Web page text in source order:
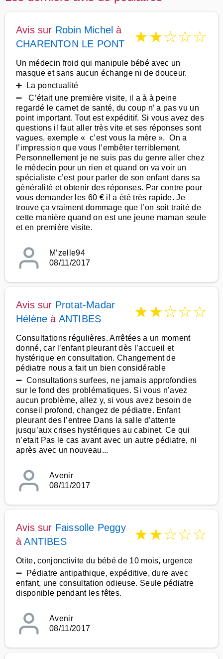
Avis sur Robin Michel à
CHARENTON LE PONT
★★☆☆☆
Un médecin froid qui manipule bébé avec un
masque et sans aucun échange ni de douceur.
➕ La ponctualité
➖ C’était une première visite, il a à à peine
regardé le carnet de santé, du coup n’ a pas vu un
point important. Tout est expéditif. Si vous avez des
questions il faut aller très vite et ses réponses sont
vagues, exemple « c’est vous la mère ». On a
l’impression que vous l’embêter terriblement.
Personnellement je ne suis pas du genre aller chez
le médecin pour un rien et quand on va voir un
spécialiste c’est pour parler de son enfant dans sa
généralité et obtenir des réponses. Par contre pour
vous demander les 60 € il a été très rapide. Je
trouve ça vraiment dommage que l’on soit traité de
cette manière quand on est une jeune maman seule
et en première visite.
M’zelle94
08/11/2017
Avis sur Protat-Madar
Hélène à ANTIBES ★★☆☆☆
Consultations régulières. Arrêtées a un moment
donné, car l’enfant pleurant dès l’accueil et
hystérique en consultation. Changement de
pédiatre nous a fait un bien considérable
➖ Consultations surfees, ne jamais approfondies
sur le fond des problématiques. Si vous n’avez
aucun problème, allez y, si vous avez besoin de
conseil profond, changez de pédiatre. Enfant
pleurant des l’entree Dans la salle d’attente
jusqu’aux crises hystériques au cabinet. Ce qui
n’etait Pas le cas avant avec un autre pédiatre, ni
après avec un nouveau...
Avenir
08/11/2017
Avis sur Faissolle Peggy
àANTIBES ★★☆☆☆
Otite, conjonctivite du bébé de 10 mois, urgence
➖ Pédiatre antipathique, expéditive, dure avec
enfant, une consultation odieuse. Seule pédiatre
disponible pendant les fêtes.
Avenir
08/11/2017